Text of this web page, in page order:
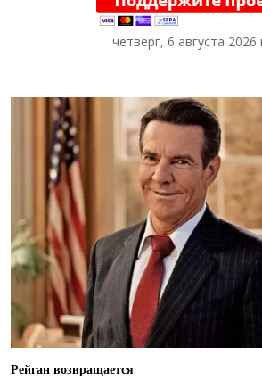
четверг, 6 августа 2026
Рейган возвращается